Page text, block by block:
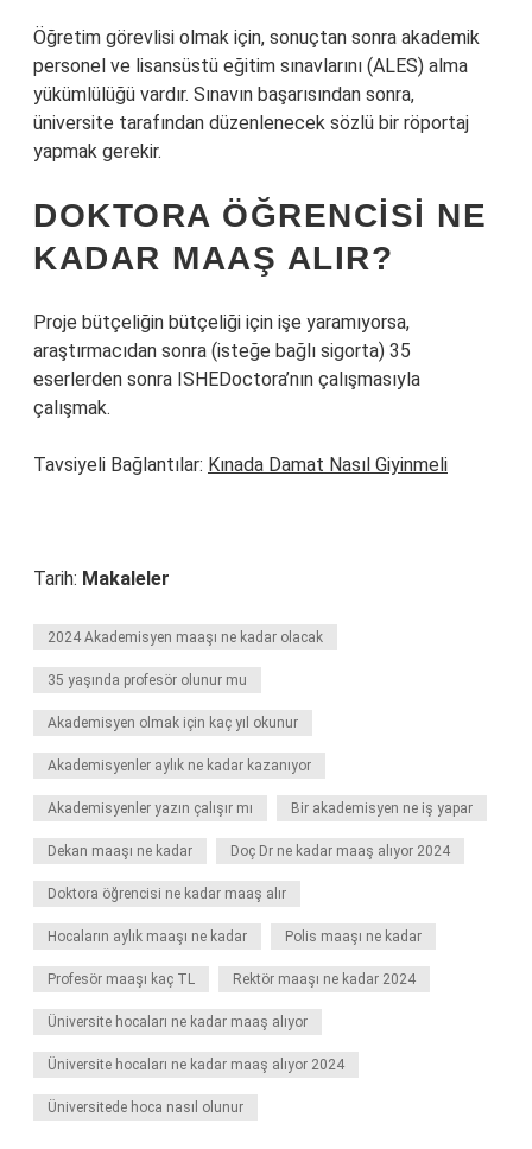
Öğretim görevlisi olmak için, sonuçtan sonra akademik
personel ve lisansüstü eğitim sınavlarını (ALES) alma
yükümlülüğü vardır. Sınavın başarısından sonra,
üniversite tarafından düzenlenecek sözlü bir röportaj
yapmak gerekir.
DOKTORA ÖĞRENCISI NE
KADAR MAAŞ ALIR?
Proje bütçeliğin bütçeliği için işe yaramıyorsa,
araştırmacıdan sonra (isteğe bağlı sigorta) 35
eserlerden sonra ISHEDoctora’nın çalışmasıyla
çalışmak.
Tavsiyeli Bağlantılar: Kınada Damat Nasıl Giyinmeli
Tarih: Makaleler
2024 Akademisyen maaşı ne kadar olacak
35 yaşında profesör olunur mu
Akademisyen olmak için kaç yıl okunur
Akademisyenler aylık ne kadar kazanıyor
Akademisyenler yazın çalışır mı Bir akademisyen ne iş yapar
Dekan maaşı ne kadar Doç Dr ne kadar maaş alıyor 2024
Doktora öğrencisi ne kadar maaş alır
Hocaların aylık maaşı ne kadar Polis maaşı ne kadar
Profesör maaşı kaç TL Rektör maaşı ne kadar 2024
Üniversite hocaları ne kadar maaş alıyor
Üniversite hocaları ne kadar maaş alıyor 2024
Üniversitede hoca nasıl olunur